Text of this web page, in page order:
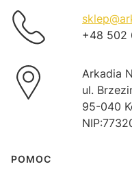
+48 502
Arkadia
ul.
95-040
Linki w stopce
POMOC